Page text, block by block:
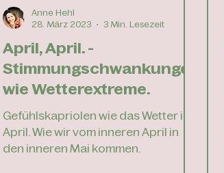
April, April. -
Stimmungschwankungen
wie Wetterextreme.
Gefühlskapriolen wie das Wetter im
April. Wie wir vom inneren April in
den inneren Mai kommen.
Anne Hehl
28. März 2023
3 Min. Lesezeit